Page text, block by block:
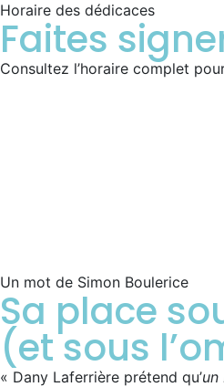
Horaire des dédicaces
Faites
Consultez l’horaire complet
Un mot de Simon Boulerice
Sa place
(et sous
« Dany Laferrière prétend qu’un